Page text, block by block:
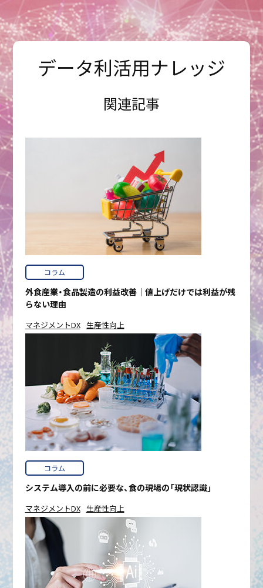
データ利活用ナレッジ
関連記事
コラム
外食産業・食品製造の利益改善｜値上げだけでは利益が残
らない理由
マネジメントDX 生産性向上
コラム
システム導入の前に必要な、食の現場の「現状認識」
マネジメントDX 生産性向上